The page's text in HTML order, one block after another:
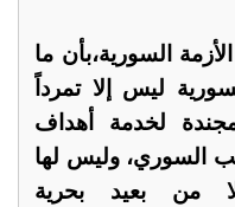
السورية،بأن ما
ليس إلا تمرداً
لخدمة أهداف
السوري، وليس لها
من بعيد بحرية